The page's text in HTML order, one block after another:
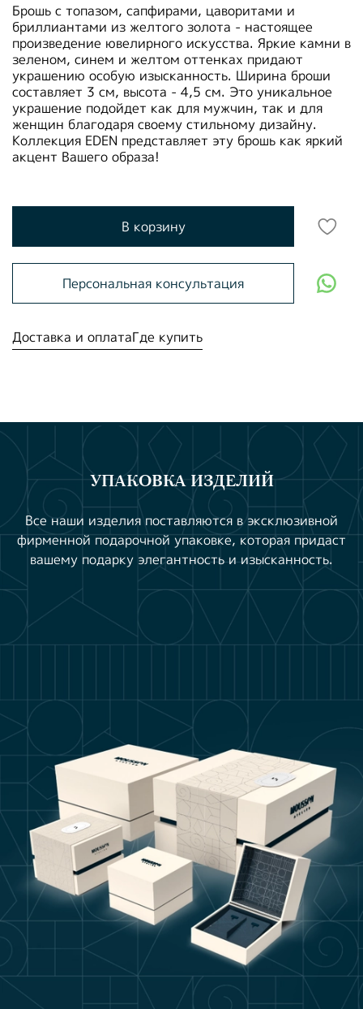
Брошь с топазом, сапфирами, цаворитами и
бриллиантами из желтого золота - настоящее
произведение ювелирного искусства. Яркие камни в
зеленом, синем и желтом оттенках придают
украшению особую изысканность. Ширина броши
составляет 3 см, высота - 4,5 см. Это уникальное
украшение подойдет как для мужчин, так и для
женщин благодаря своему стильному дизайну.
Коллекция EDEN представляет эту брошь как яркий
акцент Вашего образа!
В корзину
Персональная консультация
Доставка и оплатаГде купить
УПАКОВКА ИЗДЕЛИЙ
Все наши изделия поставляются в эксклюзивной
фирменной подарочной упаковке, которая придаст
вашему подарку элегантность и изысканность.